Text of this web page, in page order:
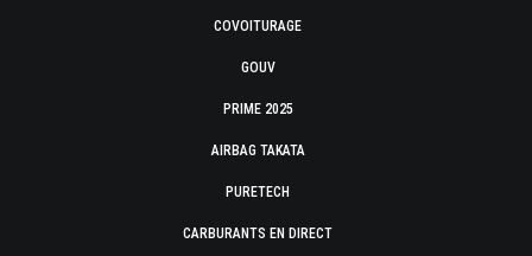
COVOITURAGE
GOUV
PRIME 2025
AIRBAG TAKATA
PURETECH
CARBURANTS EN DIRECT